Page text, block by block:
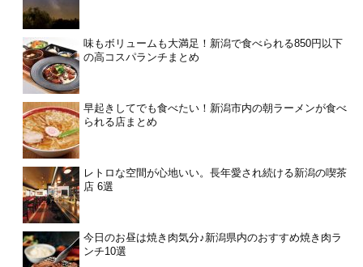
味もボリュームも大満足！新潟で食べられる850円以下
の高コスパランチまとめ
早起きしてでも食べたい！新潟市内の朝ラーメンが食べ
られる店まとめ
レトロな空間が心地いい。長年愛され続ける新潟の喫茶
店 6選
今日のお昼は焼き肉気分♪新潟県内のおすすめ焼き肉ラ
ンチ10選